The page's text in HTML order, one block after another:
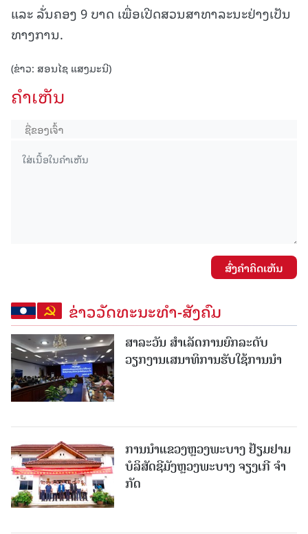
ແລະ ລັ່ນຄອງ 9 ບາດ ເພື່ອເປີດສວນສາທາລະນະຢ່າງເປັນ
ທາງການ.
(ຂ່າວ: ສອນໄຊ ແສງມະນີ)
ຄໍາເຫັນ
ສົ່ງຄໍາຄິດເຫັນ
ຂ່າວວັດທະນະທຳ-ສັງຄົມ
ສາລະວັນ ສໍາເລັດການຍົກລະດັບ
ວຽກງານເສນາທິການຮັບໃຊ້ການນໍາ
ການນຳແຂວງຫຼວງພະບາງ ຢ້ຽມ​ຢາມ
ບໍ​ລິ​ສັດຊີມັງຫຼວງພະບາງ ຈຽງເກີ ຈໍາ
ກັດ